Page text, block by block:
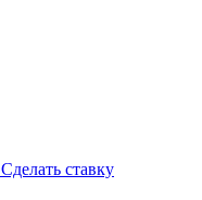
Сделать ставку